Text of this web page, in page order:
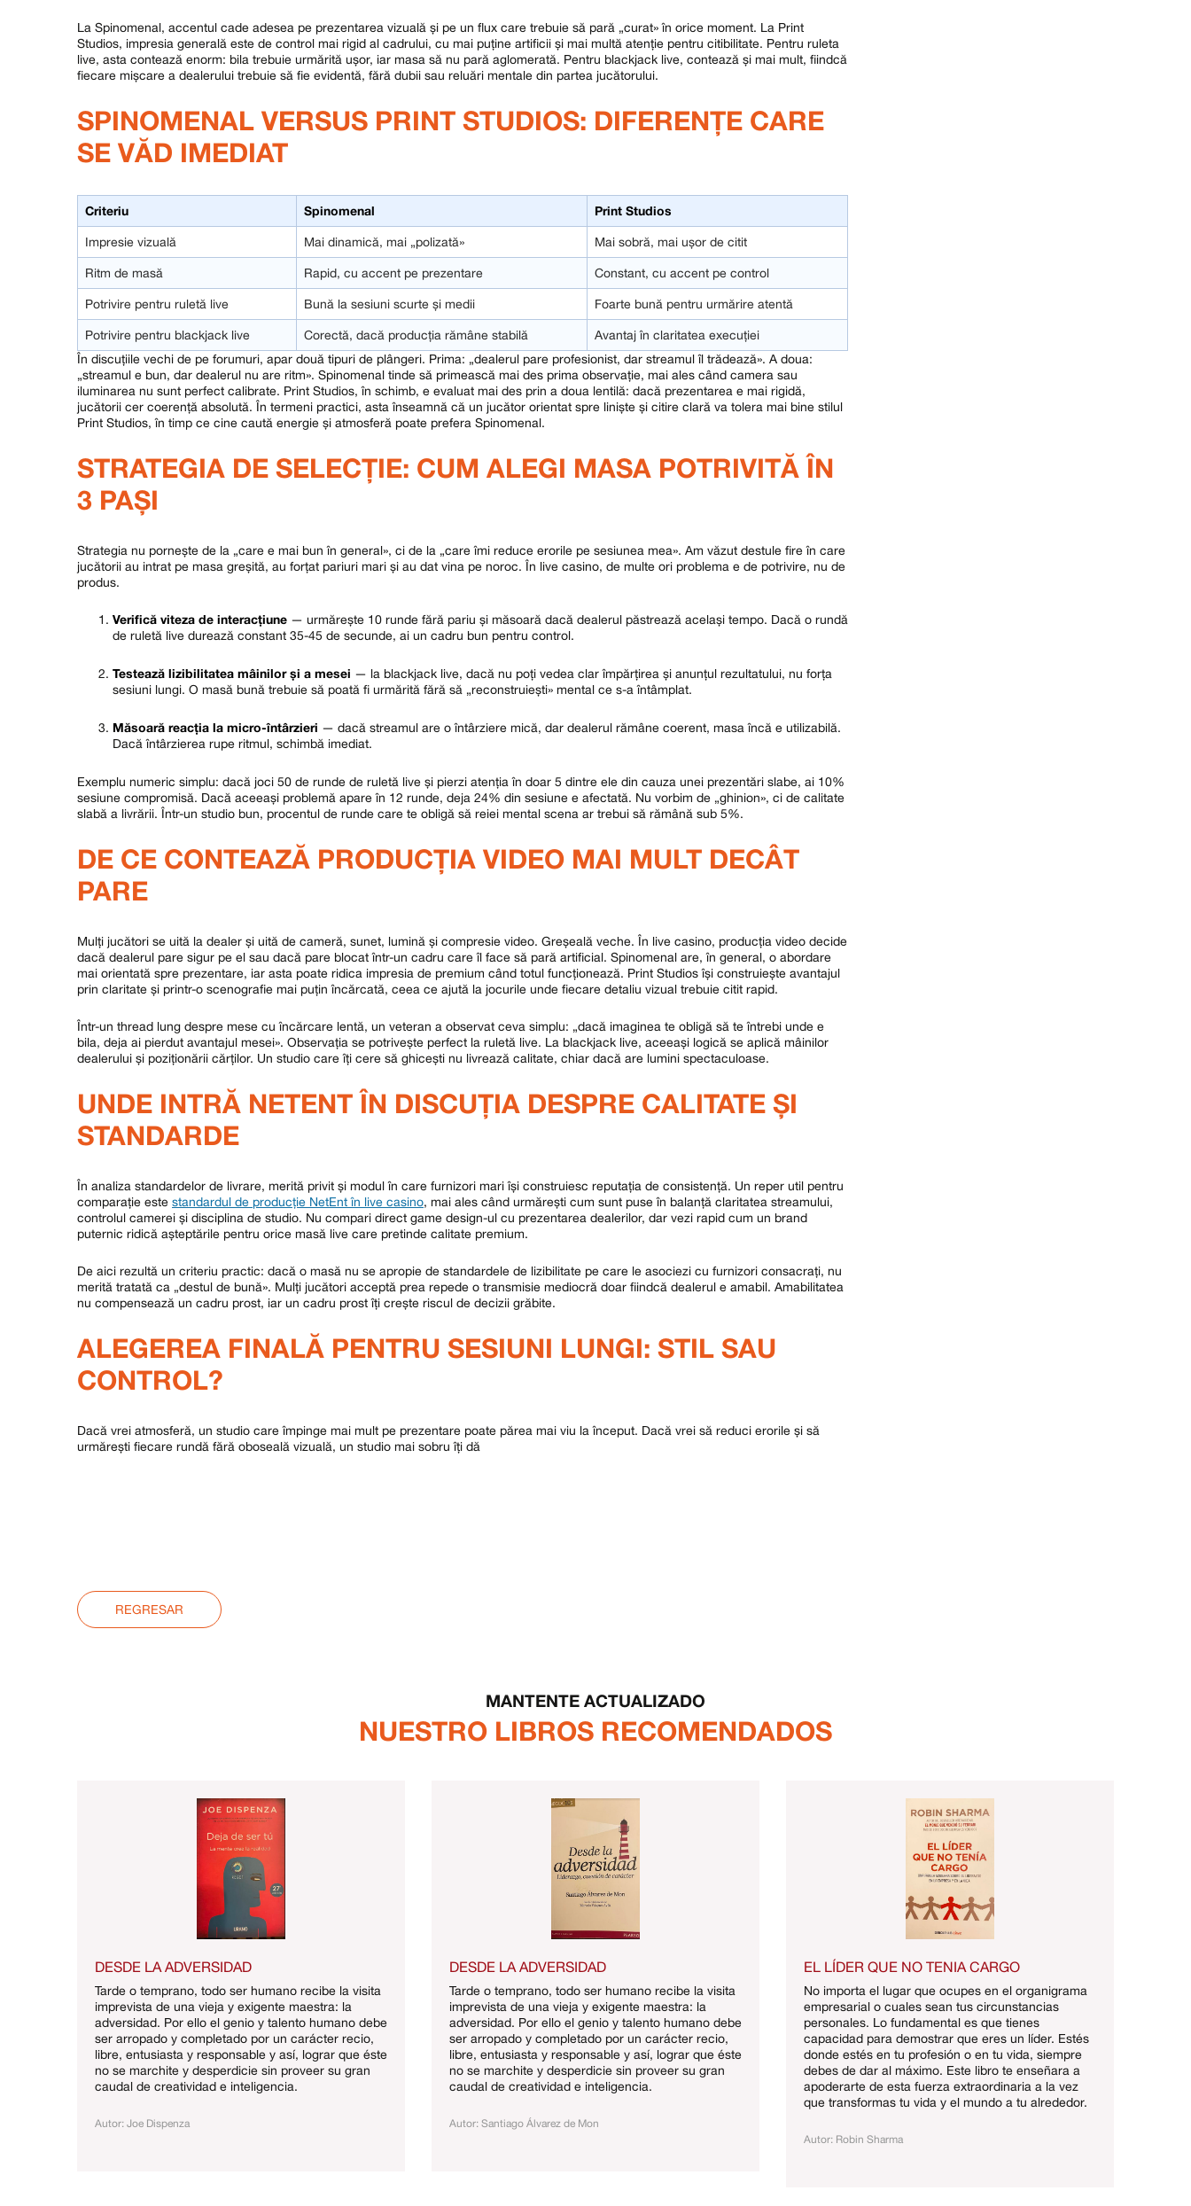
La Spinomenal, accentul cade adesea pe prezentarea vizuală și pe un flux care trebuie să pară „curat» în orice moment. La Print
Studios, impresia generală este de control mai rigid al cadrului, cu mai puține artificii și mai multă atenție pentru citibilitate. Pentru ruleta
live, asta contează enorm: bila trebuie urmărită ușor, iar masa să nu pară aglomerată. Pentru blackjack live, contează și mai mult, fiindcă
fiecare mișcare a dealerului trebuie să fie evidentă, fără dubii sau reluări mentale din partea jucătorului.
SPINOMENAL VERSUS PRINT STUDIOS: DIFERENȚE CARE
SE VĂD IMEDIAT
Criteriu Spinomenal Print Studios
Impresie vizuală Mai dinamică, mai „polizată» Mai sobră, mai ușor de citit
Ritm de masă Rapid, cu accent pe prezentare Constant, cu accent pe control
Potrivire pentru ruletă live Bună la sesiuni scurte și medii Foarte bună pentru urmărire atentă
Potrivire pentru blackjack live Corectă, dacă producția rămâne stabilă
Avantaj în claritatea execuției
În discuțiile vechi de pe forumuri, apar două tipuri de plângeri. Prima: „dealerul pare profesionist, dar streamul îl trădează». A doua:
„streamul e bun, dar dealerul nu are ritm». Spinomenal tinde să primească mai des prima observație, mai ales când camera sau
iluminarea nu sunt perfect calibrate. Print Studios, în schimb, e evaluat mai des prin a doua lentilă: dacă prezentarea e mai rigidă,
jucătorii cer coerență absolută. În termeni practici, asta înseamnă că un jucător orientat spre liniște și citire clară va tolera mai bine stilul
Print Studios, în timp ce cine caută energie și atmosferă poate prefera Spinomenal.
STRATEGIA DE SELECȚIE: CUM ALEGI MASA POTRIVITĂ ÎN
3 PAȘI
Strategia nu pornește de la „care e mai bun în general», ci de la „care îmi reduce erorile pe sesiunea mea». Am văzut destule fire în care
jucătorii au intrat pe masa greșită, au forțat pariuri mari și au dat vina pe noroc. În live casino, de multe ori problema e de potrivire, nu de
produs.
Verifică viteza de interacțiune — urmărește 10 runde fără pariu și măsoară dacă dealerul păstrează același tempo. Dacă o rundă
de ruletă live durează constant 35-45 de secunde, ai un cadru bun pentru control.
Testează lizibilitatea mâinilor și a mesei — la blackjack live, dacă nu poți vedea clar împărțirea și anunțul rezultatului, nu forța
sesiuni lungi. O masă bună trebuie să poată fi urmărită fără să „reconstruiești» mental ce s-a întâmplat.
Măsoară reacția la micro-întârzieri — dacă streamul are o întârziere mică, dar dealerul rămâne coerent, masa încă e utilizabilă.
Dacă întârzierea rupe ritmul, schimbă imediat.
Exemplu numeric simplu: dacă joci 50 de runde de ruletă live și pierzi atenția în doar 5 dintre ele din cauza unei prezentări slabe, ai 10%
sesiune compromisă. Dacă aceeași problemă apare în 12 runde, deja 24% din sesiune e afectată. Nu vorbim de „ghinion», ci de calitate
slabă a livrării. Într-un studio bun, procentul de runde care te obligă să reiei mental scena ar trebui să rămână sub 5%.
DE CE CONTEAZĂ PRODUCȚIA VIDEO MAI MULT DECÂT
PARE
Mulți jucători se uită la dealer și uită de cameră, sunet, lumină și compresie video. Greșeală veche. În live casino, producția video decide
dacă dealerul pare sigur pe el sau dacă pare blocat într-un cadru care îl face să pară artificial. Spinomenal are, în general, o abordare
mai orientată spre prezentare, iar asta poate ridica impresia de premium când totul funcționează. Print Studios își construiește avantajul
prin claritate și printr-o scenografie mai puțin încărcată, ceea ce ajută la jocurile unde fiecare detaliu vizual trebuie citit rapid.
Într-un thread lung despre mese cu încărcare lentă, un veteran a observat ceva simplu: „dacă imaginea te obligă să te întrebi unde e
bila, deja ai pierdut avantajul mesei». Observația se potrivește perfect la ruletă live. La blackjack live, aceeași logică se aplică mâinilor
dealerului și poziționării cărților. Un studio care îți cere să ghicești nu livrează calitate, chiar dacă are lumini spectaculoase.
UNDE INTRĂ NETENT ÎN DISCUȚIA DESPRE CALITATE ȘI
STANDARDE
În analiza standardelor de livrare, merită privit și modul în care furnizori mari își construiesc reputația de consistență. Un reper util pentru
comparație este standardul de producție NetEnt în live casino, mai ales când urmărești cum sunt puse în balanță claritatea streamului,
controlul camerei și disciplina de studio. Nu compari direct game design-ul cu prezentarea dealerilor, dar vezi rapid cum un brand
puternic ridică așteptările pentru orice masă live care pretinde calitate premium.
De aici rezultă un criteriu practic: dacă o masă nu se apropie de standardele de lizibilitate pe care le asociezi cu furnizori consacrați, nu
merită tratată ca „destul de bună». Mulți jucători acceptă prea repede o transmisie mediocră doar fiindcă dealerul e amabil. Amabilitatea
nu compensează un cadru prost, iar un cadru prost îți crește riscul de decizii grăbite.
ALEGEREA FINALĂ PENTRU SESIUNI LUNGI: STIL SAU
CONTROL?
Dacă vrei atmosferă, un studio care împinge mai mult pe prezentare poate părea mai viu la început. Dacă vrei să reduci erorile și să
urmărești fiecare rundă fără oboseală vizuală, un studio mai sobru îți dă
REGRESAR
MANTENTE ACTUALIZADO
NUESTRO LIBROS RECOMENDADOS
DESDE LA ADVERSIDAD
Tarde o temprano, todo ser humano recibe la visita
imprevista de una vieja y exigente maestra: la
adversidad. Por ello el genio y talento humano debe
ser arropado y completado por un carácter recio,
libre, entusiasta y responsable y así, lograr que éste
no se marchite y desperdicie sin proveer su gran
caudal de creatividad e inteligencia.
Autor: Joe Dispenza
DESDE LA ADVERSIDAD
Tarde o temprano, todo ser humano recibe la visita
imprevista de una vieja y exigente maestra: la
adversidad. Por ello el genio y talento humano debe
ser arropado y completado por un carácter recio,
libre, entusiasta y responsable y así, lograr que éste
no se marchite y desperdicie sin proveer su gran
caudal de creatividad e inteligencia.
Autor: Santiago Álvarez de Mon
EL LÍDER QUE NO TENIA CARGO
No importa el lugar que ocupes en el organigrama
empresarial o cuales sean tus circunstancias
personales. Lo fundamental es que tienes
capacidad para demostrar que eres un líder. Estés
donde estés en tu profesión o en tu vida, siempre
debes de dar al máximo. Este libro te enseñara a
apoderarte de esta fuerza extraordinaria a la vez
que transformas tu vida y el mundo a tu alrededor.
Autor: Robin Sharma